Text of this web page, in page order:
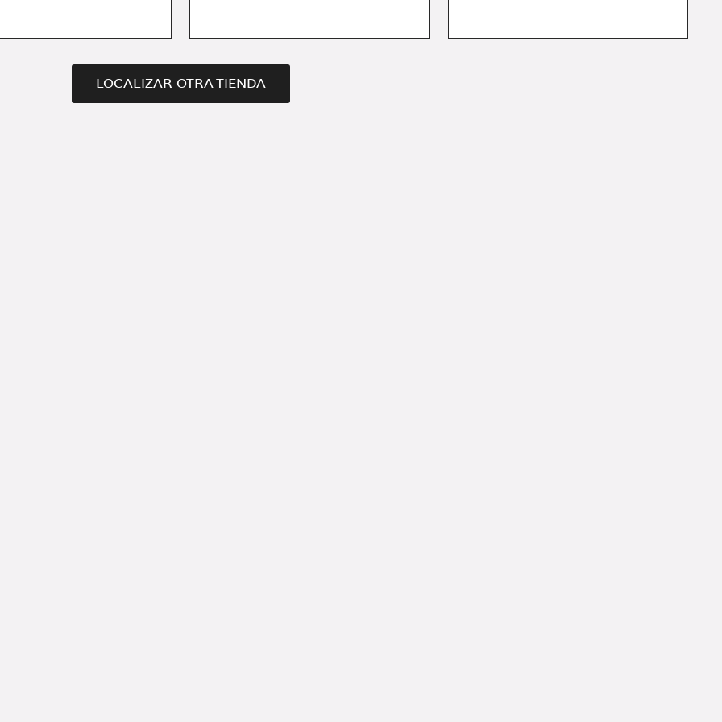
LOCALIZAR OTRA TIENDA